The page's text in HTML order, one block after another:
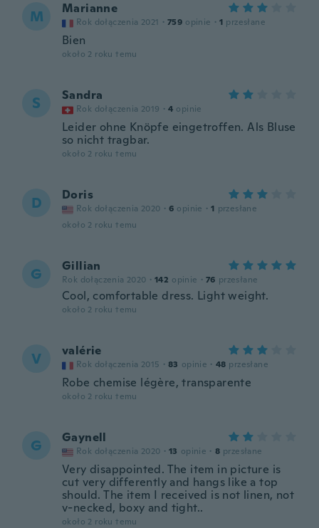
M Marianne
Rok dołączenia 2021 · 759 opinie · 1 przesłane
Bien
około 2 roku temu
S Sandra
Rok dołączenia 2019 · 4 opinie
Leider ohne Knöpfe eingetroffen. Als Bluse
so nicht tragbar.
około 2 roku temu
D Doris
Rok dołączenia 2020 · 6 opinie · 1 przesłane
około 2 roku temu
G Gillian
Rok dołączenia 2020 · 142 opinie · 76 przesłane
Cool, comfortable dress. Light weight.
około 2 roku temu
V valérie
Rok dołączenia 2015 · 83 opinie · 48 przesłane
Robe chemise légère, transparente
około 2 roku temu
G Gaynell
Rok dołączenia 2020 · 13 opinie · 8 przesłane
Very disappointed. The item in picture is
cut very differently and hangs like a top
should. The item I received is not linen, not
v-necked, boxy and tight..
około 2 roku temu